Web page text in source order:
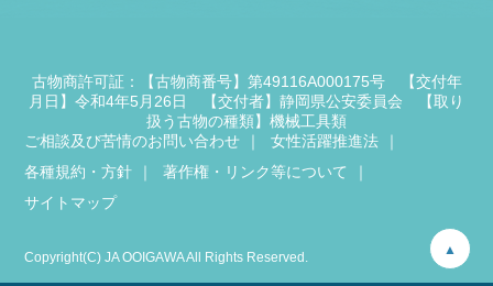
▲
古物商許可証：【古物商番号】第49116A000175号 【交付年
月日】令和4年5月26日 【交付者】静岡県公安委員会 【取り
扱う古物の種類】機械工具類
ご相談及び苦情のお問い合わせ
女性活躍推進法
各種規約・方針
著作権・リンク等について
サイトマップ
Copyright(C) JA OOIGAWA All Rights Reserved.